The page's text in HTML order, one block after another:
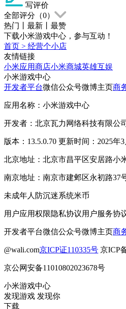
写评价
全部评分（0）
热门
最新
最赞
下载小米游戏中心，参与互动！
首页 > 经营个小店
友情链接
小米应用商店小米商城英雄互娱
小米游戏中心
开发者平台微信公众号微博主页商
应用名称：小米游戏中心
开发者：北京瓦力网络科技有限公
版本：13.5.0.70 更新时间：2025年3
北京地址：北京市昌平区安居路小
南京地址：南京市建邺区永初路37
未成年人防沉迷系统米币
用户应用权限隐私协议用户服务协
开发者平台微信公众号微博主页商
@wali.com京ICP证110335号 京ICP
京公网安备11010802023678号
小米游戏中心
发现游戏 发现你
下载